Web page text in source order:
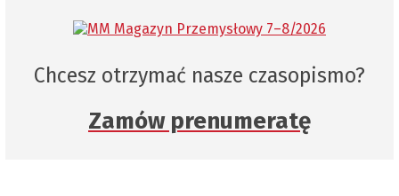
Chcesz otrzymać nasze czasopismo?
Zamów prenumeratę